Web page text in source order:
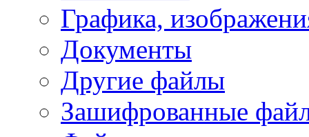
Графика,
Документы
Другие файлы
Зашифрованные